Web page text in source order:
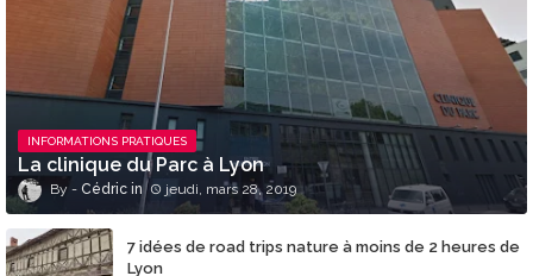
INFORMATIONS PRATIQUES
La clinique du Parc à Lyon
Cédric jeudi, mars 28, 2019
7 idées de road trips nature à moins de 2 heures de
Lyon